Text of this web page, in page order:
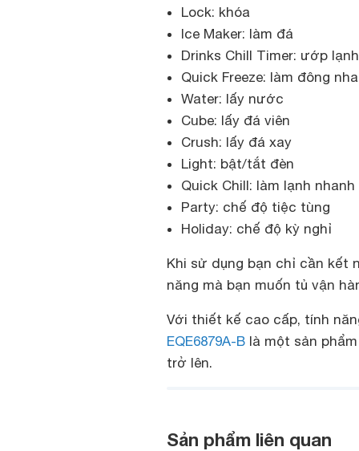
Lock: khóa
Ice Maker: làm đá
Drinks Chill Timer: ướp
Quick Freeze: làm đông
Water: lấy nước
Cube: lấy đá viên
Crush: lấy đá xay
Light: bật/tắt đèn
Quick Chill: làm lạnh nhanh
Party: chế độ tiệc tùng
Holiday: chế độ kỳ nghỉ
Khi sử dụng bạn chỉ cần kết
năng mà bạn muốn tủ vận
Với thiết kế cao cấp, tính
EQE6879A-B là một sản
trở lên.
Sản phẩm liên quan